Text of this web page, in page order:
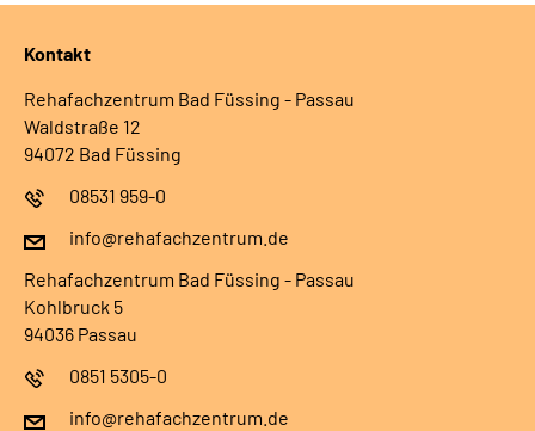
Kontakt
Rehafachzentrum Bad Füssing - Passau
Waldstraße 12
94072 Bad Füssing
08531 959-0
info@rehafachzentrum.de
Rehafachzentrum Bad Füssing - Passau
Kohlbruck 5
94036 Passau
0851 5305-0
info@rehafachzentrum.de